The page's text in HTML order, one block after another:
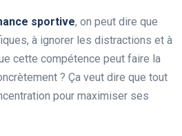
sportive, on peut dire que
à ignorer les distractions et à
cette compétence peut faire la
? Ça veut dire que tout
pour maximiser ses